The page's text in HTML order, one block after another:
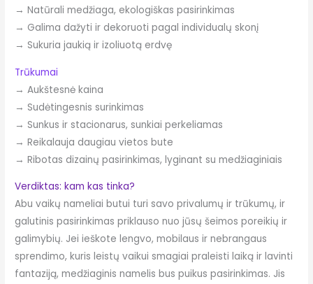
→ Natūrali medžiaga, ekologiškas pasirinkimas
→ Galima dažyti ir dekoruoti pagal individualų skonį
→ Sukuria jaukią ir izoliuotą erdvę
Trūkumai
→ Aukštesnė kaina
→ Sudėtingesnis surinkimas
→ Sunkus ir stacionarus, sunkiai perkeliamas
→ Reikalauja daugiau vietos bute
→ Ribotas dizainų pasirinkimas, lyginant su medžiaginiais
Verdiktas: kam kas tinka?
Abu vaikų nameliai butui turi savo privalumų ir trūkumų, ir
galutinis pasirinkimas priklauso nuo jūsų šeimos poreikių ir
galimybių. Jei ieškote lengvo, mobilaus ir nebrangaus
sprendimo, kuris leistų vaikui smagiai praleisti laiką ir lavinti
fantaziją, medžiaginis namelis bus puikus pasirinkimas. Jis